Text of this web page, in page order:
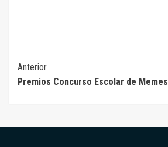
Seguir
leyendo
Anterior
Premios Concurso Escolar de Memes